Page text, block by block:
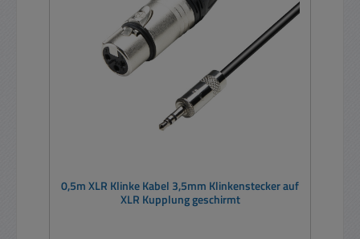
0,5m XLR Klinke Kabel 3,5mm Klinkenstecker auf
XLR Kupplung geschirmt